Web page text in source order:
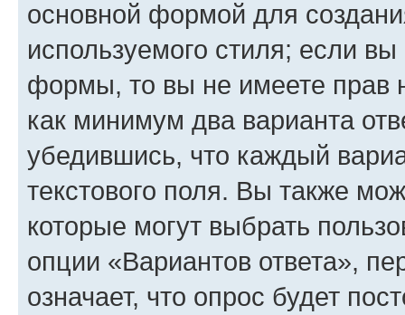
основной формой для
используемого стиля; если
формы, то вы не имеете прав
как минимум два варианта
убедившись, что каждый
текстового поля. Вы также
которые могут выбрать
опции «Вариантов ответа»,
означает, что опрос будет